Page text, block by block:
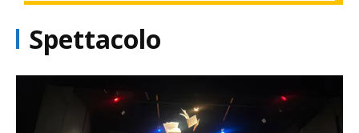
Spettacolo